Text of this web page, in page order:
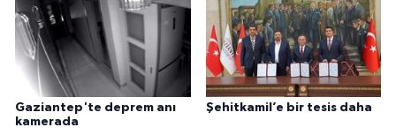
Gaziantep'te deprem anı
kamerada
Şehitkamil’e bir tesis daha